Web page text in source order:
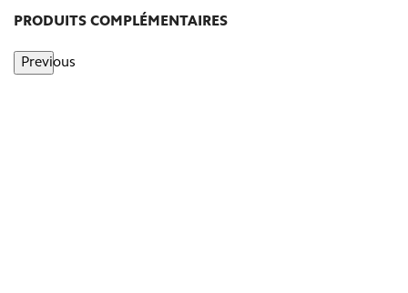
PRODUITS COMPLÉMENTAIRES
Previous